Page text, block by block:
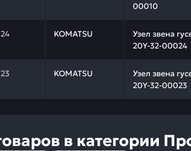
00010
KOMATSU
Узел звена
20Y-32-00024
вы получаете гарантию качества и
KOMATSU
Узел звена
20Y-32-00023
вы получаете гарантию качества и
в категории